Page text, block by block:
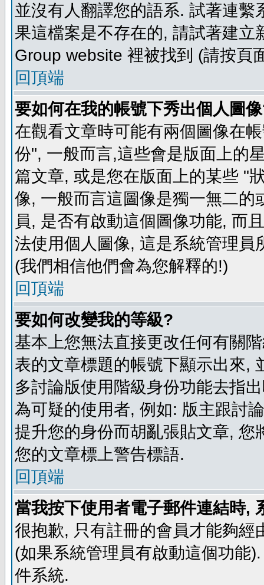
並沒有人翻譯您的語系. 試著連
果這檔案是不存在的, 請試著建
Group website 裡被找到 (請按頁
回頂端
要如何在我的帳號下秀出個人圖
在觀看文章時可能有兩個圖像在
份", 一般而言,這些會是版面上的
篇文章, 或是您在版面上的某些 "
像, 一般而言這圖像是獨一無二
員, 是否有啟動這個圖像功能, 而
法使用個人圖像, 這是系統管理
(我們相信他們會為您解釋的!)
回頂端
要如何改變我的等級?
基本上您無法直接更改任何有關
表的文章標題的帳號下顯示出來,
多討論版使用階級身份功能去指
為可疑的使用者, 例如: 版主跟討
提升您的身份而胡亂張貼文章,
您的文章標上警告標語.
回頂端
當我按下使用者電子郵件連結時,
很抱歉, 只有註冊的會員才能夠
(如果系統管理員有啟動這個功能
件系統.